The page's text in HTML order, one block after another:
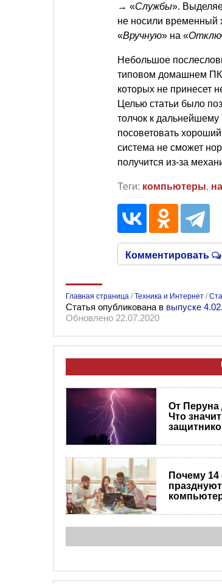
→ «Службы».
не носили временный
«Вручную» на «
Небольшое
типовом домашнем ПК
которых не принесет
Целью статьи было
толчок к
посоветовать
система не сможет
получится из-за
Теги: компьютеры,
Комментировать
Главная страница /Техника и Интернет /
Статья опубликована в выпуске
Обновлено 22.07.2020
От Перуна
Что
Почему